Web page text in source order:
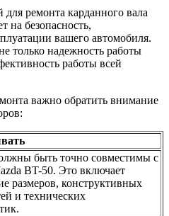
ремонта карданного вала
на безопасность,
вашего автомобиля.
только надежность работы
работы всей
важно обратить внимание
быть точно совместимы с
BT-50. Это включает
размеров, конструктивных
и технических